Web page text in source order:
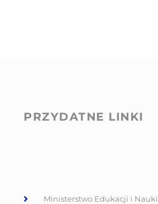
PRZYDATNE LINKI
Ministerstwo Edukacji i Nauki